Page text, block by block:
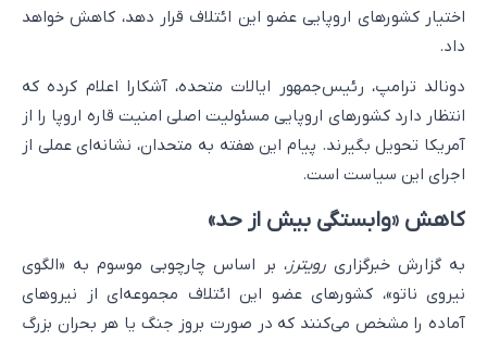
اختیار کشورهای اروپایی عضو این ائتلاف قرار دهد، کاهش خواهد
داد.
دونالد ترامپ، رئیس‌جمهور ایالات متحده، آشکارا اعلام کرده که
انتظار دارد کشورهای اروپایی مسئولیت اصلی امنیت قاره اروپا را از
آمریکا تحویل بگیرند. پیام این هفته به متحدان، نشانه‌ای عملی از
اجرای این سیاست است.
کاهش «وابستگی بیش از حد»
به گزارش خبرگزاریرویترز، بر اساس چارچوبی موسوم به «الگوی
نیروی ناتو»، کشورهای عضو این ائتلاف مجموعه‌ای از نیروهای
آماده را مشخص می‌کنند که در صورت بروز جنگ یا هر بحران بزرگ